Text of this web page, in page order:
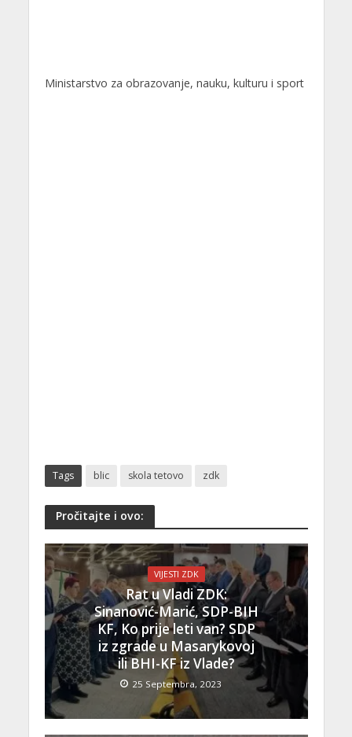
Ministarstvo za obrazovanje, nauku, kulturu i sport
Tags blic skola tetovo zdk
Pročitajte i ovo:
VIJESTI ZDK
Rat u Vladi ZDK:
Sinanović-Marić, SDP-BIH
KF, Ko prije leti van? SDP
iz zgrade u Masarykovoj
ili BHI-KF iz Vlade?
25 Septembra, 2023